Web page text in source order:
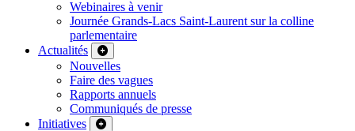
Webinaires à venir
Journée Grands-Lacs Saint-Laurent sur la colline
parlementaire
Actualités
Nouvelles
Faire des vagues
Rapports annuels
Communiqués de presse
Initiatives